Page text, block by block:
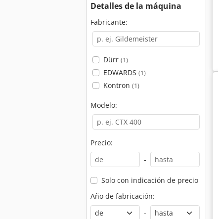
Detalles de la máquina
Fabricante:
Dürr (1)
EDWARDS (1)
Kontron (1)
Modelo:
Precio:
-
Solo con indicación de precio
Año de fabricación:
-